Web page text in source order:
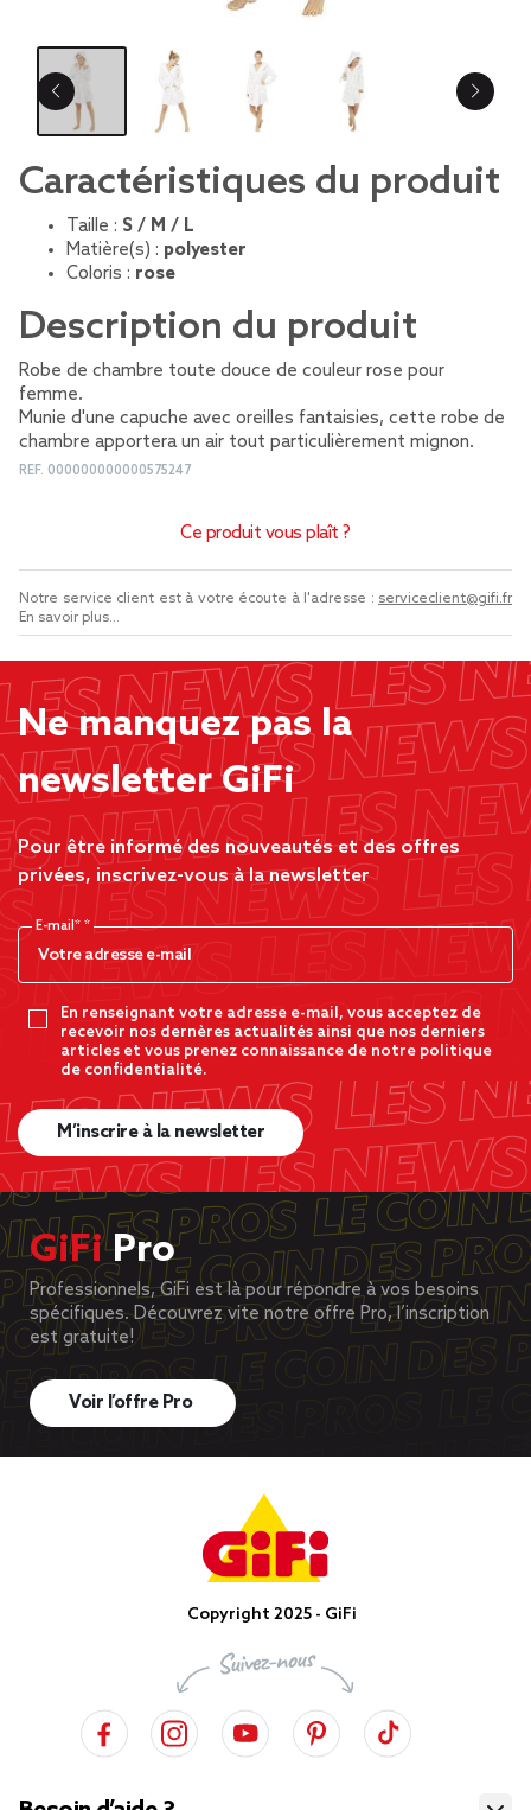
Caractéristiques du produit
Taille : S / M / L
Matière(s) : polyester
Coloris : rose
Description du produit
Robe de chambre toute douce de couleur rose pour
femme.
Munie d'une capuche avec oreilles fantaisies, cette robe de
chambre apportera un air tout particulièrement mignon.
REF. 000000000000575247
Ce produit vous plaît ?
Notre service client est à votre écoute à l'adresse : serviceclient@gifi.fr
En savoir plus...
Ne manquez pas la
newsletter GiFi
Pour être informé des nouveautés et des offres
privées, inscrivez-vous à la newsletter
E-mail*
En renseignant votre adresse e-mail, vous acceptez de
recevoir nos dernères actualités ainsi que nos derniers
articles et vous prenez connaissance de notre politique
de confidentialité.
M’inscrire à la newsletter
GiFiPro
Professionnels, GiFi est là pour répondre à vos besoins
spécifiques. Découvrez vite notre offre Pro, l’inscription
est gratuite!
Voir l’offre Pro
Copyright 2025 - GiFi